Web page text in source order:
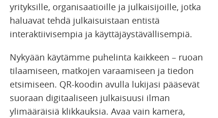
yrityksille, organisaatioille ja julkaisijoille, jotka
haluavat tehdä julkaisuistaan entistä
interaktiivisempia ja käyttäjäystävällisempiä.
Nykyään käytämme puhelinta kaikkeen – ruoan
tilaamiseen, matkojen varaamiseen ja tiedon
etsimiseen. QR-koodin avulla lukijasi pääsevät
suoraan digitaaliseen julkaisuusi ilman
ylimääräisiä klikkauksia. Avaa vain kamera,